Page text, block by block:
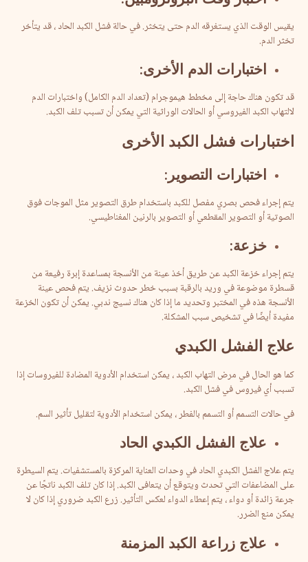
يقيس الوقت الذي يستغرقه الدم حتى يتخثر. في حالة فشل الكبد الحاد ، قد يتأخر
تخثر الدم.
اختبارات الدم الأخرى:
قد تكون هناك حاجة إلى مخطط هيموجرام (تعداد الدم الكامل) واختبارات الدم
لالتهاب الكبد الفيروسي أو الحالات الوراثية التي يمكن أن تسبب تلف الكبد.
اختبارات فشل الكبد الأخرى
اختبارات التصوير :
يتم إجراء فحص بصري مفصل للكبد باستخدام طرق التصوير مثل الموجات فوق
الصوتية أو التصوير المقطعي أو التصوير بالرنين المغناطيسي.
خزعة:
يتم إجراء خزعة الكبد عن طريق أخذ عينة من الأنسجة بمساعدة إبرة رفيعة من
قسطرة موضوعة في وريد بالرقبة بسبب خطر حدوث نزيف. يتم فحص عينة
الأنسجة هذه في المختبر وتحديد ما إذا كان هناك نسيج ندبي. يمكن أن تكون الخزعة
مفيدة أيضًا في تشخيص سبب المشكلة.
علاج الفشل الكبدي
كما هو الحال في مرض التهاب الكبد ، يمكن استخدام الأدوية المضادة للفيروسات إذا
تسبب أي فيروس في فشل الكبد.
في حالات التسمم أو التسمم بالفطر ، يمكن استخدام الأدوية لتقليل تأثير السم.
علاج الفشل الكبدي الحاد
يتم علاج الفشل الكبدي الحاد في وحدات العناية المركزة بالمستشفيات. يتم السيطرة
على المضاعفات التي تحدث ويتوقع أن يتعافى الكبد. إذا كان تلف الكبد ناتجًا عن
جرعة زائدة أو دواء ، يتم إعطاء الدواء لعكس التأثير. زرع الكبد ضروري إذا كان لا
يمكن منع الضرر.
علاج زراعة الكبد المزمنة